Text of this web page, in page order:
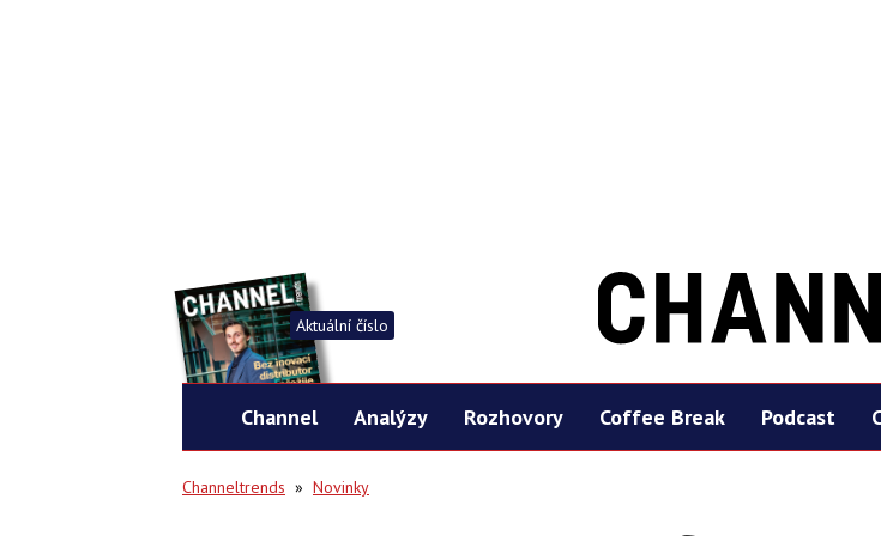
Aktuální číslo
Channel Analýzy Rozhovory Coffee Break Podcast
Channeltrends » Novinky